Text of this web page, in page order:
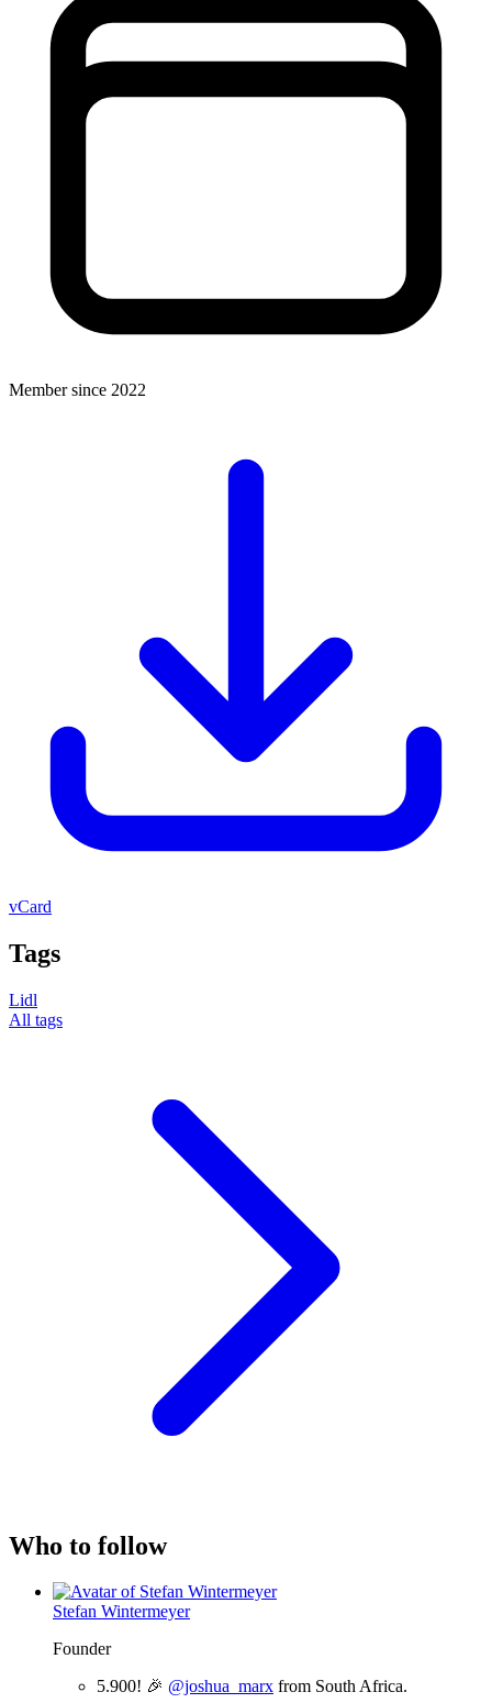
Member since 2022
vCard
Tags
Lidl
All tags
Who to follow
Stefan Wintermeyer
Founder
5.900! 🎉 @joshua_marx from South Africa.